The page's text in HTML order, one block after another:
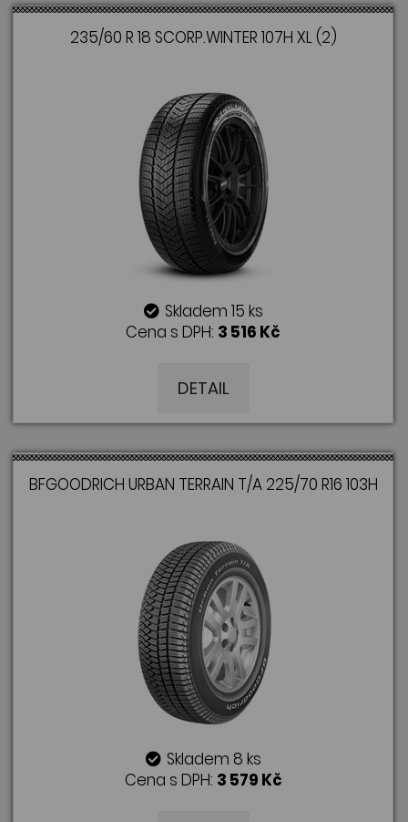
235/60 R 18 SCORP.WINTER 107H XL (2)
Skladem 15 ks
Cena s DPH: 3 516 Kč
DETAIL
BFGOODRICH URBAN TERRAIN T/A 225/70 R16 103H
Skladem 8 ks
Cena s DPH: 3 579 Kč